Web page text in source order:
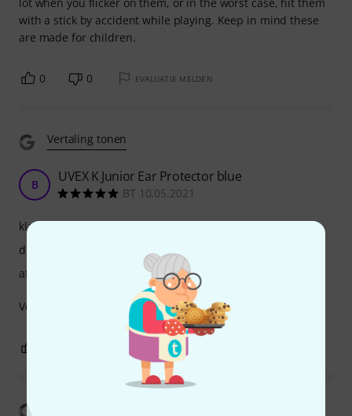
with a stick by accident while playing. Keep in mind these
are made for children.
0 0 EVALUATIE MELDEN
Vertaling tonen
B UVEX K Junior Ear Protector blue
BT 10.05.2021
Very good Product for children.. Thanks :)
klankgetrouwheid
draagcomfort
afwerking
EVALUATIE MELDEN